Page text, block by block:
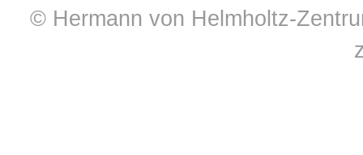
© Hermann von Helmholtz-